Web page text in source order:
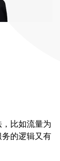
比如流量为
的逻辑又有